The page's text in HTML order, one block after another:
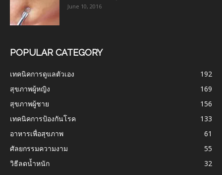
June 10, 2016
POPULAR CATEGORY
เทคนิคการดูแลตัวเอง
192
สุขภาพผู้หญิง
169
สุขภาพผู้ชาย
156
เทคนิคการป้องกันโรค
133
อาหารเพื่อสุขภาพ
61
ศัลยกรรมความงาม
55
วิธีลดน้ำหนัก
32